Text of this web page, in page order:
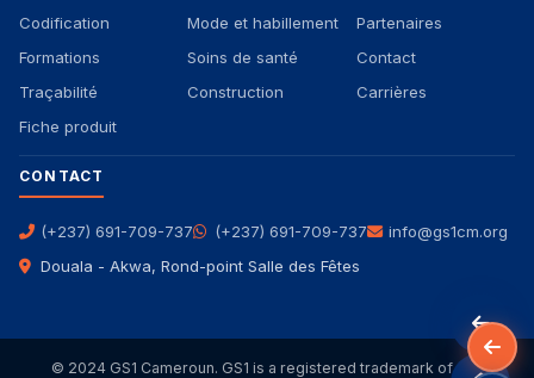
Codification
Formations
Traçabilité
Fiche produit
Mode et habillement
Soins de santé
Construction
Partenaires
Contact
Carrières
CONTACT
(+237) 691-709-737 (+237) 691-709-737
info@gs1cm.org
Douala - Akwa, Rond-point Salle des Fêtes
© 2024 GS1 Cameroun. GS1 is a registered trademark of GS1